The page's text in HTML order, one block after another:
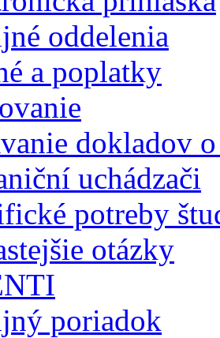
oddelenia
a poplatky
dokladov
uchádzači
potreby
otázky
poriadok